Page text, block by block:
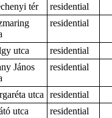
tér
residential
residential
utca residential
János
residential
utca residential
utca residential